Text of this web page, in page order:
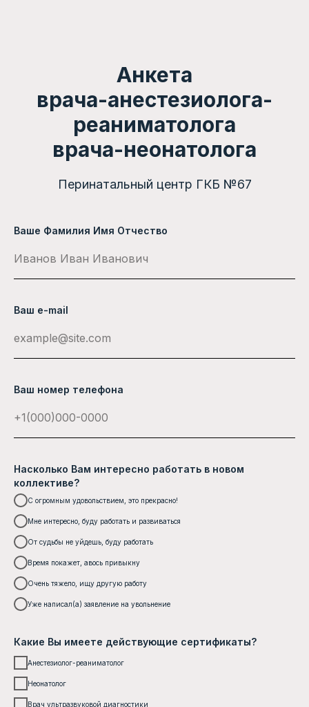
Анкета
врача-анестезиолога-
реаниматолога
врача-неонатолога
Перинатальный центр ГКБ №67
Ваше Фамилия Имя Отчество
Ваш e-mail
Ваш номер телефона
Насколько Вам интересно работать в новом
коллективе?
С огромным удовольствием, это прекрасно!
Мне интересно, буду работать и развиваться
От судьбы не уйдешь, буду работать
Время покажет, авось привыкну
Очень тяжело, ищу другую работу
Уже написал(а) заявление на увольнение
Какие Вы имеете действующие сертификаты?
Анестезиолог-реаниматолог
Неонатолог
Врач ультразвуковой диагностики